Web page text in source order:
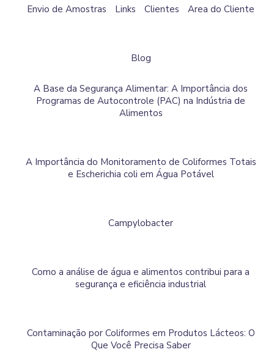
Envio de Amostras Links Clientes Area do Cliente
Blog
A Base da Segurança Alimentar: A Importância dos
Programas de Autocontrole (PAC) na Indústria de
Alimentos
A Importância do Monitoramento de Coliformes Totais
e Escherichia coli em Água Potável
Campylobacter
Como a análise de água e alimentos contribui para a
segurança e eficiência industrial
Contaminação por Coliformes em Produtos Lácteos: O
Que Você Precisa Saber